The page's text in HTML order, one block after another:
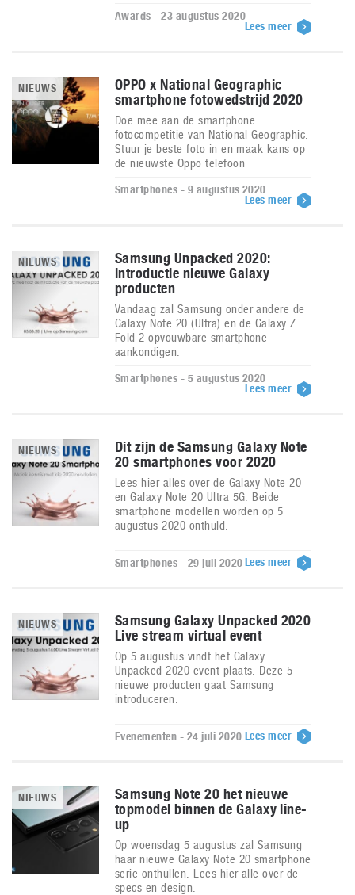
Awards - 23 augustus 2020
Lees meer
NIEUWS
OPPO x National Geographic
smartphone fotowedstrijd 2020
Doe mee aan de smartphone
fotocompetitie van National Geographic.
Stuur je beste foto in en maak kans op
de nieuwste Oppo telefoon
Smartphones - 9 augustus 2020
Lees meer
NIEUWS
Samsung Unpacked 2020:
introductie nieuwe Galaxy
producten
Vandaag zal Samsung onder andere de
Galaxy Note 20 (Ultra) en de Galaxy Z
Fold 2 opvouwbare smartphone
aankondigen.
Smartphones - 5 augustus 2020
Lees meer
NIEUWS
Dit zijn de Samsung Galaxy Note
20 smartphones voor 2020
Lees hier alles over de Galaxy Note 20
en Galaxy Note 20 Ultra 5G. Beide
smartphone modellen worden op 5
augustus 2020 onthuld.
Smartphones - 29 juli 2020Lees meer
NIEUWS
Samsung Galaxy Unpacked 2020
Live stream virtual event
Op 5 augustus vindt het Galaxy
Unpacked 2020 event plaats. Deze 5
nieuwe producten gaat Samsung
introduceren.
Evenementen - 24 juli 2020 Lees meer
NIEUWS
Samsung Note 20 het nieuwe
topmodel binnen de Galaxy line-
up
Op woensdag 5 augustus zal Samsung
haar nieuwe Galaxy Note 20 smartphone
serie onthullen. Lees hier alle over de
specs en design.